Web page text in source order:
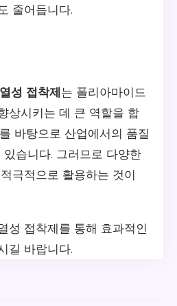
줄어듭니다.
성 접착제는 폴리아마이드
상시키는 데 큰 역할을 합
바탕으로 산업에서의 품질
습니다. 그러므로 다양한
극적으로 활용하는 것이
성 접착제를 통해 효과적인
길 바랍니다.